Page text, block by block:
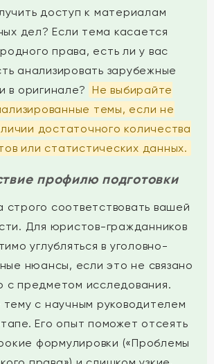
доступ к материалам
дел? Если тема касается
права, есть ли у вас
анализировать зарубежные
в оригинале? Не выбирайте
темы, если не
достаточного количества
или статистических данных.
профилю подготовки
строго соответствовать вашей
Для юристов-гражданников
углубляться в уголовно-
нюансы, если это не связано
с предметом исследования.
тему с научным руководителем
Его опыт поможет отсеять
формулировки («Проблемы